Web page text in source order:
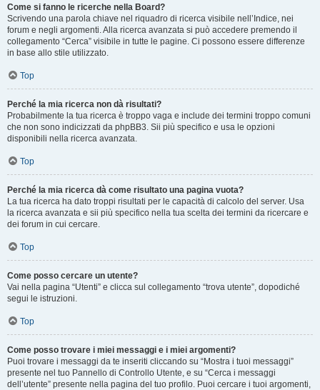
Come si fanno le ricerche nella Board?
Scrivendo una parola chiave nel riquadro di ricerca visibile nell’Indice, nei
forum e negli argomenti. Alla ricerca avanzata si può accedere premendo il
collegamento “Cerca” visibile in tutte le pagine. Ci possono essere differenze
in base allo stile utilizzato.
Top
Perché la mia ricerca non dà risultati?
Probabilmente la tua ricerca è troppo vaga e include dei termini troppo comuni
che non sono indicizzati da phpBB3. Sii più specifico e usa le opzioni
disponibili nella ricerca avanzata.
Top
Perché la mia ricerca dà come risultato una pagina vuota?
La tua ricerca ha dato troppi risultati per le capacità di calcolo del server. Usa
la ricerca avanzata e sii più specifico nella tua scelta dei termini da ricercare e
dei forum in cui cercare.
Top
Come posso cercare un utente?
Vai nella pagina “Utenti” e clicca sul collegamento “trova utente”, dopodiché
segui le istruzioni.
Top
Come posso trovare i miei messaggi e i miei argomenti?
Puoi trovare i messaggi da te inseriti cliccando su “Mostra i tuoi messaggi”
presente nel tuo Pannello di Controllo Utente, e su “Cerca i messaggi
dell’utente” presente nella pagina del tuo profilo. Puoi cercare i tuoi argomenti,